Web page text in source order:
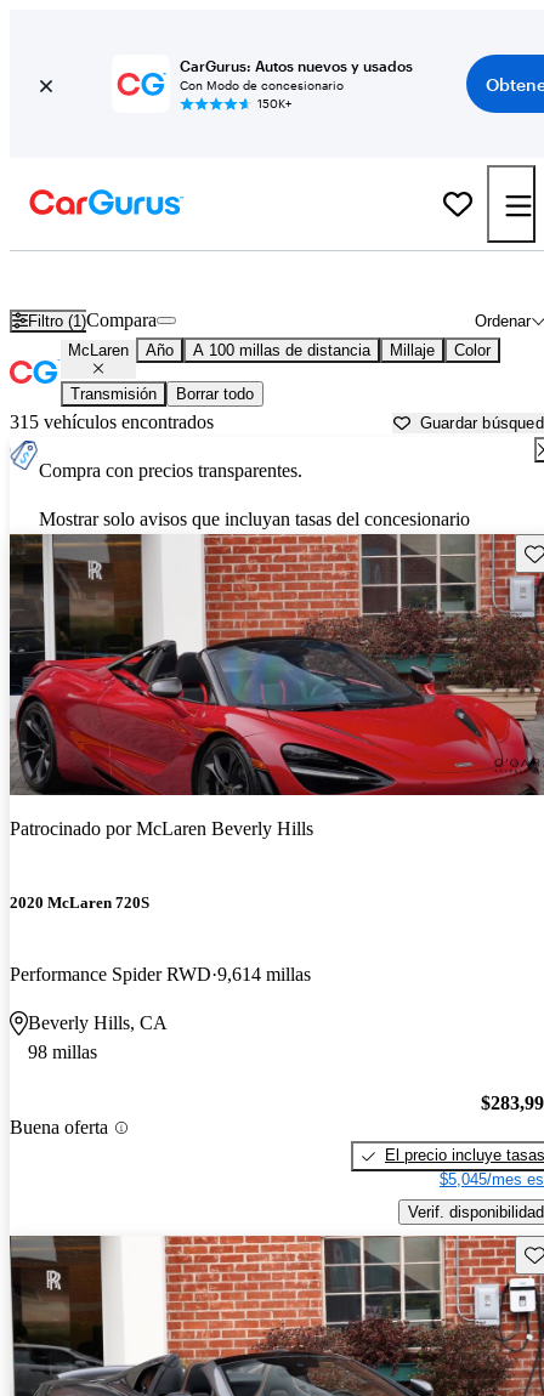
CarGurus: Autos nuevos y usados
Con Modo de concesionario
150K+
Filtro (1) Ordenar
Compara
McLaren Año A 100 millas de distancia Millaje Color
Transmisión Borrar todo
315 vehículos encontrados Guardar
Compra con precios transparentes.
Mostrar solo avisos que incluyan tasas del concesionario
Patrocinado porMcLaren Beverly Hills
2020 McLaren 720S
Performance Spider RWD 9,614 millas
Beverly Hills, CA
98 millas
Buena oferta
El precio incluye tasas
$5,045/mes
Verif. disponibilidad